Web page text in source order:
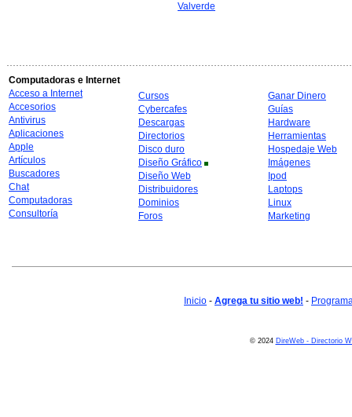
Valverde
Computadoras e Internet
Acceso a Internet
Accesorios
Antivirus
Aplicaciones
Apple
Artículos
Buscadores
Chat
Computadoras
Consultoría
Cursos
Cybercafes
Descargas
Directorios
Disco duro
Diseño Gráfico
Diseño Web
Distribuidores
Dominios
Foros
Ganar Dinero
Guías
Hardware
Herramientas
Hospedaje Web
Imágenes
Ipod
Laptops
Linux
Marketing
Inicio - Agrega tu sitio web! -
© 2024 DireWeb - Directorio